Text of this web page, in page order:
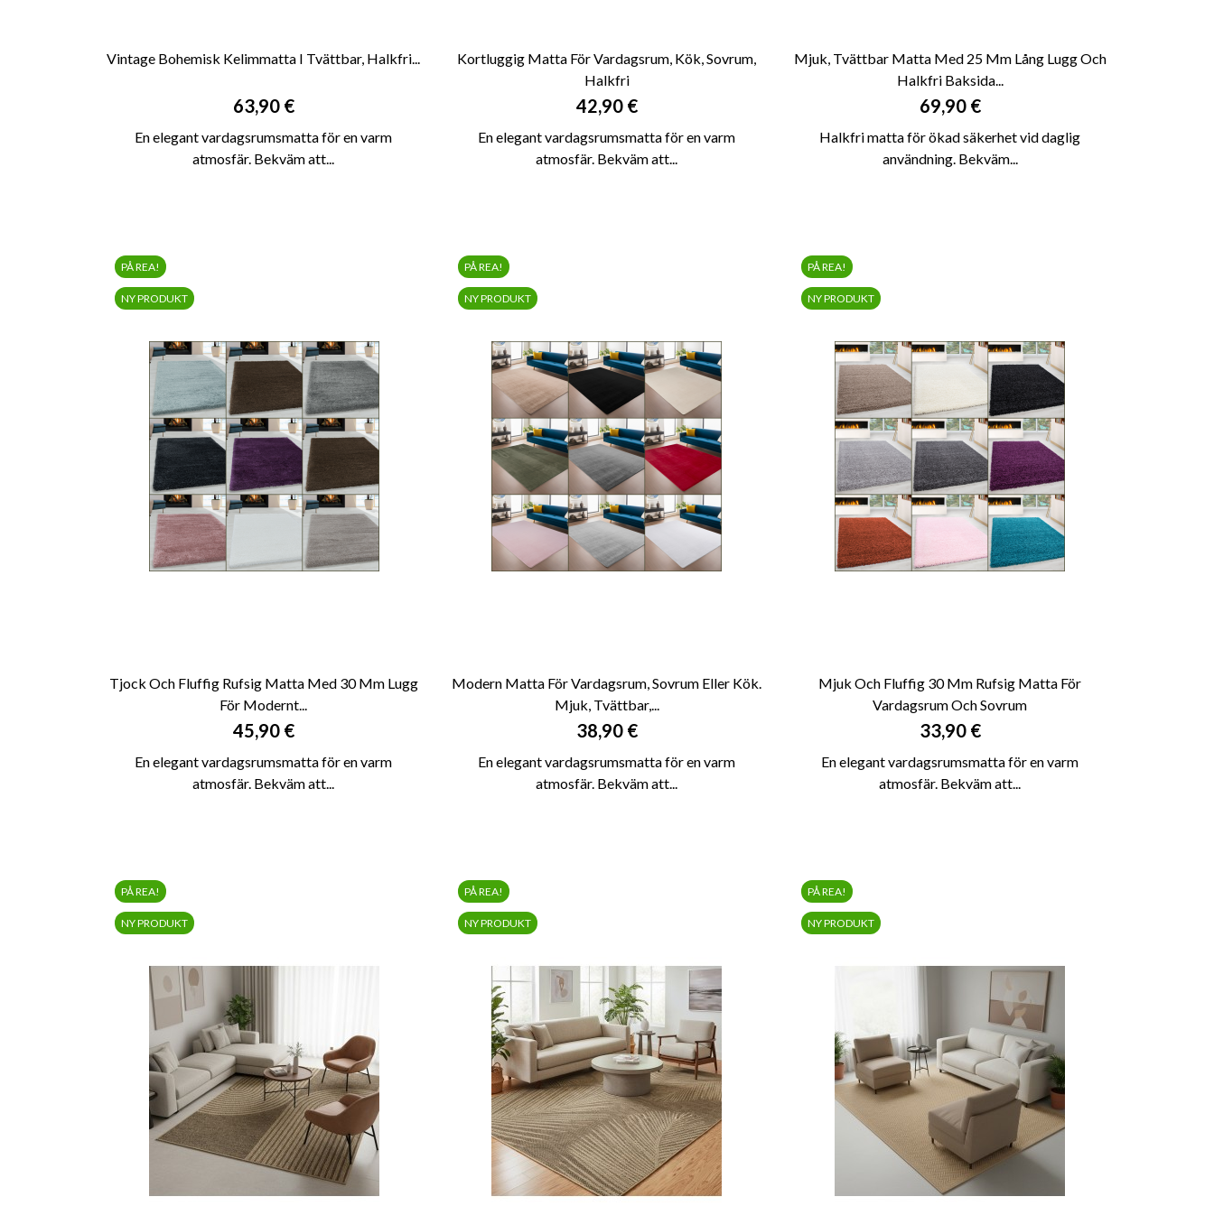
Vintage Bohemisk Kelimmatta I Tvättbar, Halkfri...
Pris
63,90 €
En elegant vardagsrumsmatta för en varm
atmosfär. Bekväm att...
SNABBVY
Kortluggig Matta För Vardagsrum, Kök, Sovrum,
Halkfri
Pris
42,90 €
En elegant vardagsrumsmatta för en varm
atmosfär. Bekväm att...
SNABBVY
Mjuk, Tvättbar Matta Med 25 Mm Lång Lugg Och
Halkfri Baksida...
Pris
69,90 €
Halkfri matta för ökad säkerhet vid daglig
användning. Bekväm...
 SNABBVY
Tjock Och Fluffig Rufsig Matta Med 30 Mm Lugg
För Modernt...
Pris
45,90 €
En elegant vardagsrumsmatta för en varm
atmosfär. Bekväm att...
PÅ REA!
NY PRODUKT
SNABBVY
Modern Matta För Vardagsrum, Sovrum Eller Kök.
Mjuk, Tvättbar,...
Pris
38,90 €
En elegant vardagsrumsmatta för en varm
atmosfär. Bekväm att...
PÅ REA!
NY PRODUKT
SNABBVY
Mjuk Och Fluffig 30 Mm Rufsig Matta För
Vardagsrum Och Sovrum
Pris
33,90 €
En elegant vardagsrumsmatta för en varm
atmosfär. Bekväm att...
PÅ REA!
NY PRODUKT
PÅ REA!
NY PRODUKT
PÅ REA!
NY PRODUKT
PÅ REA!
NY PRODUKT